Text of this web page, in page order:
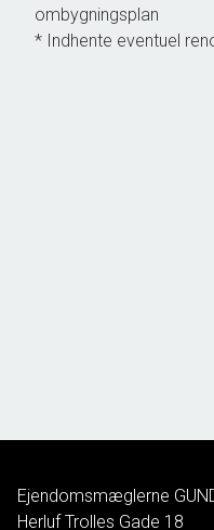
ombygningsplan
* Indhente eventuel
Ejendomsmæglerne
Herluf Trolles Gade 18